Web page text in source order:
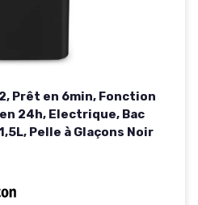
Prêt en 6min, Fonction
24h, Electrique, Bac
Pelle à Glaçons Noir